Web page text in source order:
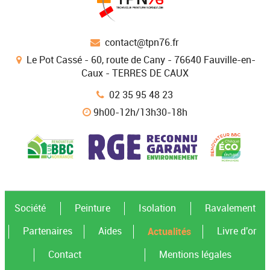
contact@tpn76.fr
Le Pot Cassé - 60, route de Cany - 76640 Fauville-en-
Caux - TERRES DE CAUX
02 35 95 48 23
9h00-12h/13h30-18h
Société Peinture Isolation
Ravalement
Partenaires
Aides Actualités Livre d'or
Contact Mentions légales